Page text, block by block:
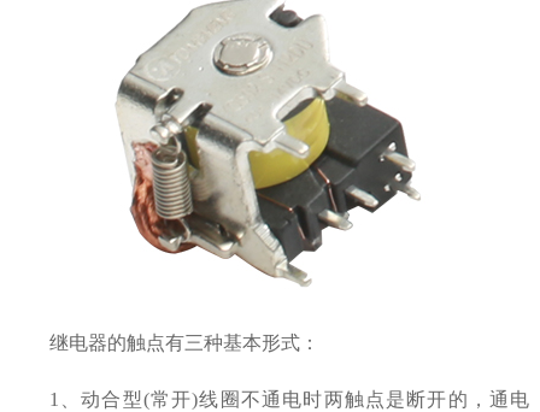
继电器的触点有三种基本形式：
1、动合型(常开)线圈不通电时两触点是断开的，通电